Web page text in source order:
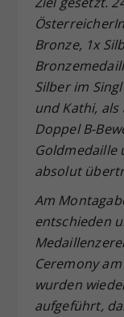
Bronze, 1x
Silber im
und Kathi,
Doppel B-
Goldmedaille
absolut
Am
entschieden
Ceremony
wurden
aufgeführt,